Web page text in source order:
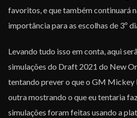
favoritos, e que também continuará
importância para as escolhas de 3º
Levando tudo isso em conta, aqui
simulações do Draft 2021 do New
tentando prever o que o GM Mickey
outra mostrando o que eu tentaria
simulações foram feitas usando a